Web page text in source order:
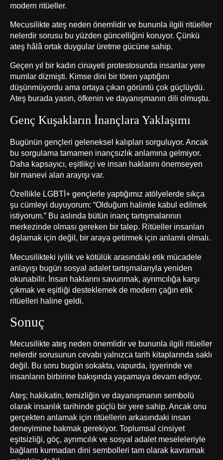
modern ritüeller.
Mecusilikte ateş neden önemlidir ve bununla ilgili ritüeller
nelerdir sorusu bu yüzden güncelliğini koruyor. Çünkü
ateş hâlâ ortak duygular üretme gücüne sahip.
Geçen yıl bir kadın cinayeti protestosunda insanlar yere
mumlar dizmişti. Kimse dini bir tören yaptığını
düşünmüyordu ama ortaya çıkan görüntü çok güçlüydü.
Ateş burada yasın, öfkenin ve dayanışmanın dili olmuştu.
Genç Kuşakların İnançlara Yaklaşımı
Bugünün gençleri geleneksel kalıpları sorguluyor. Ancak
bu sorgulama tamamen inançsızlık anlamına gelmiyor.
Daha kapsayıcı, eşitlikçi ve insan haklarını önemseyen
bir manevi alan arayışı var.
Özellikle LGBTİ+ gençlerle yaptığımız atölyelerde sıkça
şu cümleyi duyuyorum: “Olduğum halimle kabul edilmek
istiyorum.” Bu aslında bütün inanç tartışmalarının
merkezinde olması gereken bir talep. Ritüeller insanları
dışlamak için değil, bir araya getirmek için anlamlı olmalı.
Mecusilikteki iyilik ve kötülük arasındaki etik mücadele
anlayışı bugün sosyal adalet tartışmalarıyla yeniden
okunabilir. İnsan haklarını savunmak, ayrımcılığa karşı
çıkmak ve eşitliği desteklemek de modern çağın etik
ritüelleri haline geldi.
Sonuç
Mecusilikte ateş neden önemlidir ve bununla ilgili ritüeller
nelerdir sorusunun cevabı yalnızca tarih kitaplarında saklı
değil. Bu soru bugün sokakta, vapurda, işyerinde ve
insanların birbirine bakışında yaşamaya devam ediyor.
Ateş; hakikatin, temizliğin ve dayanışmanın sembolü
olarak insanlık tarihinde güçlü bir yere sahip. Ancak onu
gerçekten anlamak için ritüellerin arkasındaki insan
deneyimine bakmak gerekiyor. Toplumsal cinsiyet
eşitsizliği, göç, ayrımcılık ve sosyal adalet meseleleriyle
bağlantı kurmadan dini sembolleri tam olarak kavramak